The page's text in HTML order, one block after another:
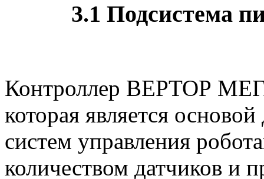
3.1 Подсистема
Контроллер ВЕРТОР
которая является
систем управления
количеством датчиков и